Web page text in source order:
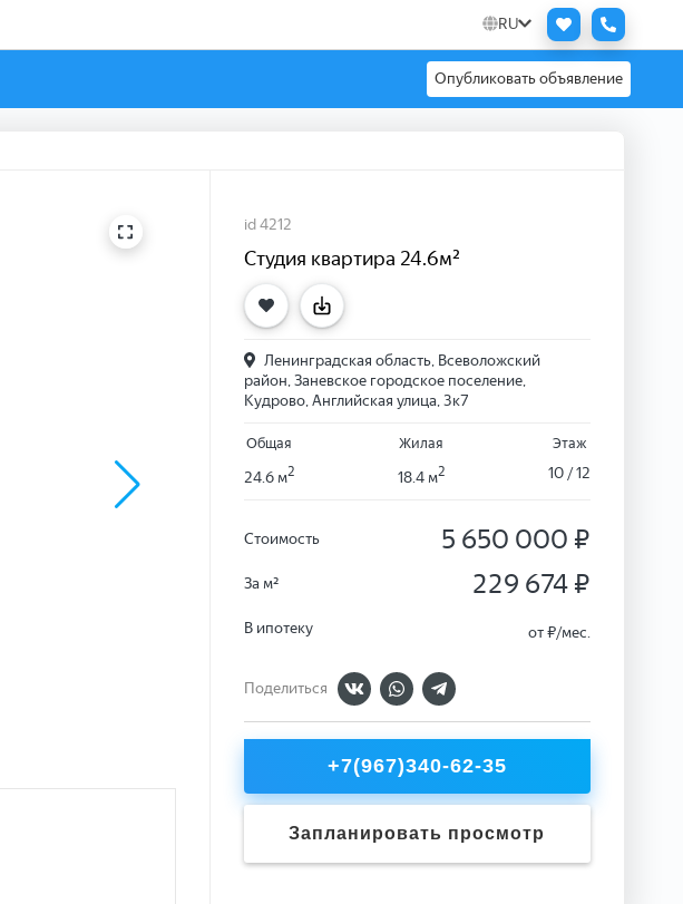
RU
Опубликовать объявление
id 4212
Студия квартира 24.6м²
Ленинградская область, Всеволожский
район, Заневское городское поселение,
Кудрово, Английская улица, 3к7
Общая
24.6 м2
Жилая
18.4 м2
Этаж
10 / 12
Стоимость 5 650 000 ₽
За м² 229 674 ₽
В ипотеку от₽/мес.
Поделиться
+7(967)340-62-35
Запланировать просмотр